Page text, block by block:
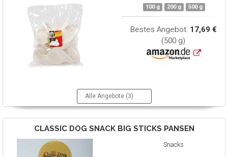
100 g 200 g 500 g
Bestes Angebot: 17,69 €
(500 g)
Alle Angebote (3)
CLASSIC DOG SNACK BIG STICKS PANSEN
Snacks